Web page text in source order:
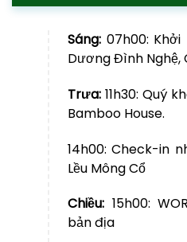
Sáng: 07h00:
Dương Đình Nghệ,
Trưa: 11h30: Quý
Bamboo House.
14h00: Check-in
Lều Mông Cổ
Chiều: 15h00:
bản địa